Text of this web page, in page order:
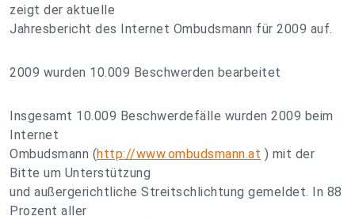
zeigt der aktuelle
Jahresbericht des Internet Ombudsmann für 2009 auf.
2009 wurden 10.009 Beschwerden bearbeitet
Insgesamt 10.009 Beschwerdefälle wurden 2009 beim
Internet
Ombudsmann (http://www.ombudsmann.at ) mit der
Bitte um Unterstützung
und außergerichtliche Streitschlichtung gemeldet. In 88
Prozent aller